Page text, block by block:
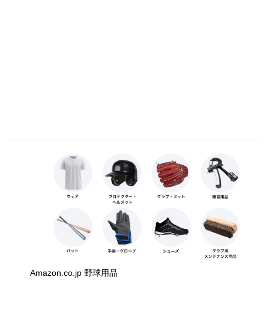
Amazon.co.jp 野球用品